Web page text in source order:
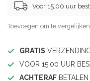
Voor 15.00 uur
Toevoegen om te vergelijken
GRATIS
VOOR 15.00 UUR
ACHTERAF